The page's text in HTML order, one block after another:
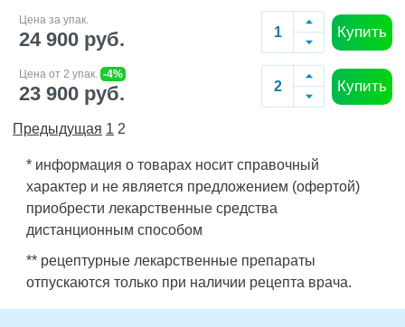
Цена за упак.
24 900 руб. Купить
Цена от 2 упак. -4%
23 900 руб. Купить
Предыдущая 1 2
* информация о товарах носит справочный
характер и не является предложением (офертой)
приобрести лекарственные средства
дистанционным способом
** рецептурные лекарственные препараты
отпускаются только при наличии рецепта врача.